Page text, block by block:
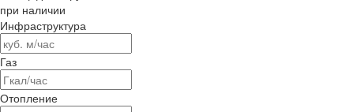
при наличии
Инфраструктура
Газ
Отопление